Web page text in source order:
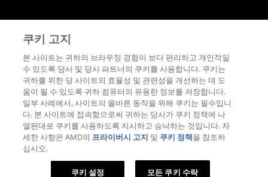
이사위원회
거버넌스 문서
SEC 신고서
상표
공급망 투명성
공정 및 공개 경쟁
영국 세금 전략
쿠키 정책
쿠키 설정
쿠키 고지
본 사이트는 귀하의 브라우징 경험이 보다 편리하고 개인적일
수 있도록 당사 및 당사 파트너의 쿠키를 사용합니다. 쿠키는
귀하를 위한 당 사이트의 효율성 및 관련성을 개선하는 데 도
움이 될 수 있도록 귀하 컴퓨터의 유용한 정보를 저장합니다.
일부 사례에서, 사이트의 올바른 동작을 위해 쿠키는 필수입니
다. 본 사이트에 접속함으로써 귀하는 당사가 쿠키 정책에 나
열된대로 쿠키를 사용하도록 지시하고 승낙하는 것입니다. 자
세한 사항은 AMD의 프라이버시 고지 및 쿠키 정책을 참조하
십시오.
쿠키 설정 모든 쿠키 수락